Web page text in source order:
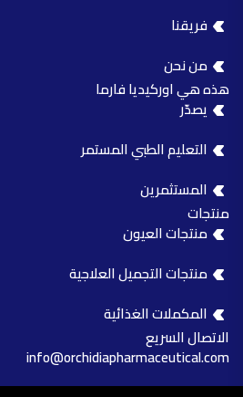
فريقنا
من نحن
هذه هي اوركيديا فارما
يصدّر
التعليم الطبي المستمر
المستثمرين
منتجات
منتجات العيون
منتجات التجميل العلاجية
المكملات الغذائية
الاتصال السريع
info@orchidiapharmaceutical.com